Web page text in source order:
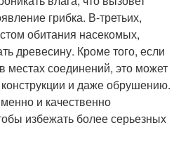
грибка. В-третьих,
обитания насекомых,
древесину. Кроме того, если
соединений, это может
и даже обрушению.
и качественно
избежать более серьезных